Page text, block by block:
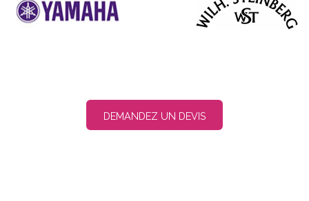
DEMANDEZ UN DEVIS